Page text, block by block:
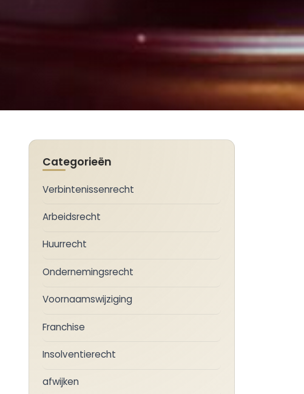
Categorieën
Verbintenissenrecht
Arbeidsrecht
Huurrecht
Ondernemingsrecht
Voornaamswijziging
Franchise
Insolventierecht
afwijken